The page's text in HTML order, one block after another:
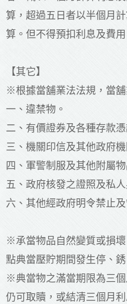
算，超過五日者以半個月
算。但不得預扣利息及費用
【其它】
※根據當舖業法法規，當舖
一、違禁物。
二、有價證券及各種存款憑
三、機關印信及其他政府
四、軍警制服及其他附屬物
五、政府核發之證照及私
六、其他經政府明令禁止
※承當物品自然變質或損
點典當壓貯期間發生停、
※典當物之滿當期限為三
仍可取贖，或結清三個月